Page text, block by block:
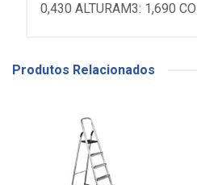
0,430 ALTURAM3: 1,690
Produtos Relacionados